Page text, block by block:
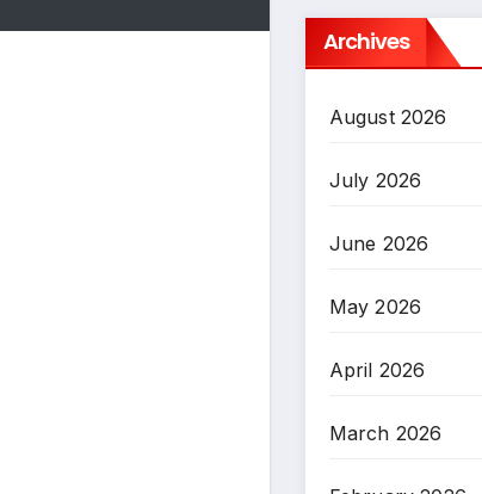
Archives
August 2026
July 2026
June 2026
May 2026
April 2026
March 2026